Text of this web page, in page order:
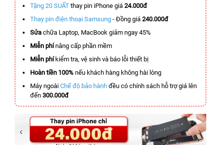
Tặng 20 SUẤT thay pin iPhone giá 24.000đ
Thay pin điện thoại Samsung - Đồng giá 240.000đ
Sửa chữa Laptop, MacBook giảm ngay 45%
Miễn phínâng cấp phần mềm
Miễn phíkiểm tra, vệ sinh và báo lỗi thiết bị
Hoàn tiền 100% nếu khách hàng không hài lòng
Máy ngoài Chế độ bảo hành đều có chính sách hỗ trợ giá lên
đến 300.000đ